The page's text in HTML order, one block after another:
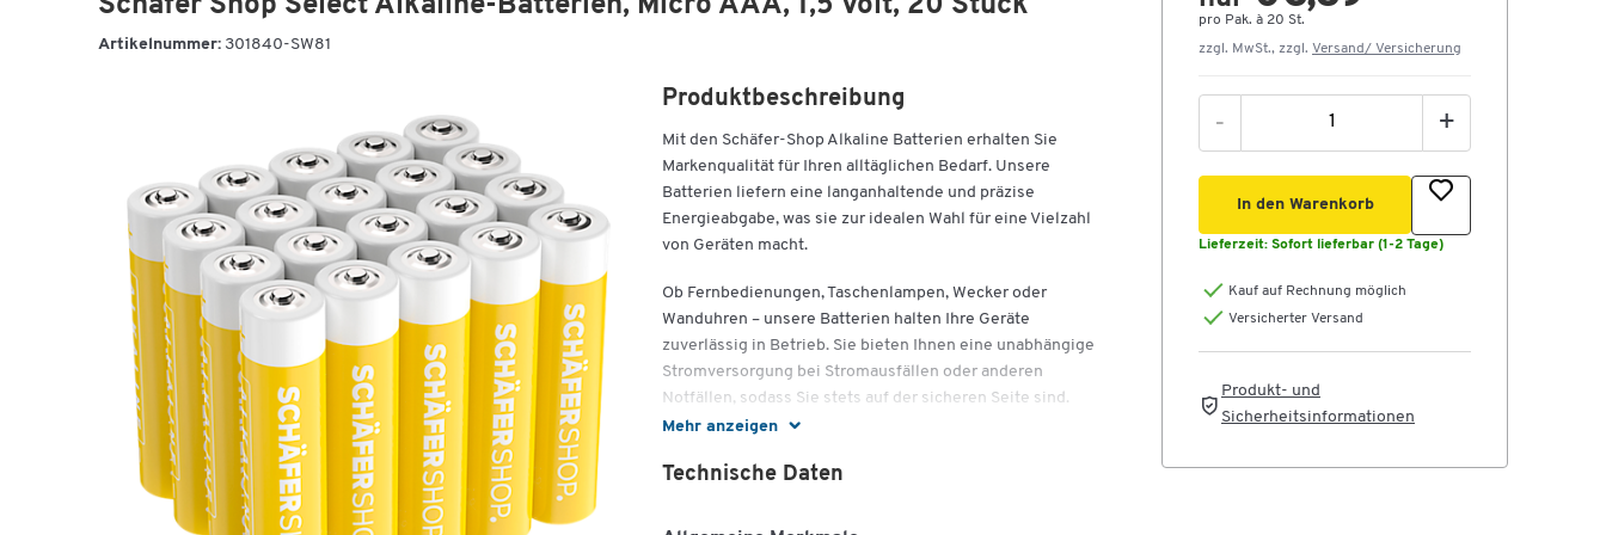
Schäfer Shop Select Alkaline-Batterien, Micro AAA, 1,5 Volt, 20 Stück
Artikelnummer: 301840-SW81
Mehr anzeigen
Produktbeschreibung
Mit den Schäfer-Shop Alkaline Batterien erhalten Sie
Markenqualität für Ihren alltäglichen Bedarf. Unsere
Batterien liefern eine langanhaltende und präzise
Energieabgabe, was sie zur idealen Wahl für eine Vielzahl
von Geräten macht.
Ob Fernbedienungen, Taschenlampen, Wecker oder
Wanduhren – unsere Batterien halten Ihre Geräte
zuverlässig in Betrieb. Sie bieten Ihnen eine unabhängige
Stromversorgung bei Stromausfällen oder anderen
Notfällen, sodass Sie stets auf der sicheren Seite sind.
Leistungs-Verhältnis können Sie sich auf unsere
Technische Daten
pro Pak. à 20 St.
zzgl. MwSt., zzgl. Versand/ Versicherung
- +
In den Warenkorb
Lieferzeit: Sofort lieferbar (1-2 Tage)
Kauf auf Rechnung möglich
Versicherter Versand
Produkt- und
Sicherheitsinformationen